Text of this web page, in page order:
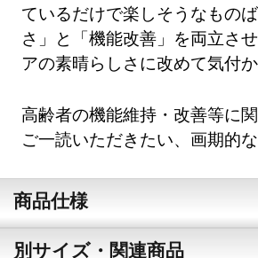
ているだけで楽しそうなもの
さ」と「機能改善」を両立さ
アの素晴らしさに改めて気付か
高齢者の機能維持・改善等に
ご一読いただきたい、画期的な
商品仕様
別サイズ・関連商品